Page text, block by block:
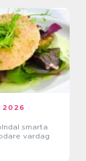
smarta
vardag